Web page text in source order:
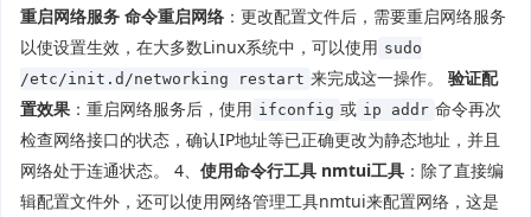
重启网络服务 命令重启网络 ：更改配置文件后，需要重启网络服务
以使设置生效，在大多数Linux系统中，可以使用 sudo
/etc/init.d/networking restart 来完成这一操作。 验证配
置效果 ：重启网络服务后，使用 ifconfig 或 ip addr 命令再次
检查网络接口的状态，确认IP地址等已正确更改为静态地址，并且
网络处于连通状态。 4、 使用命令行工具 nmtui工具 ：除了直接编
辑配置文件外，还可以使用网络管理工具nmtui来配置网络，这是